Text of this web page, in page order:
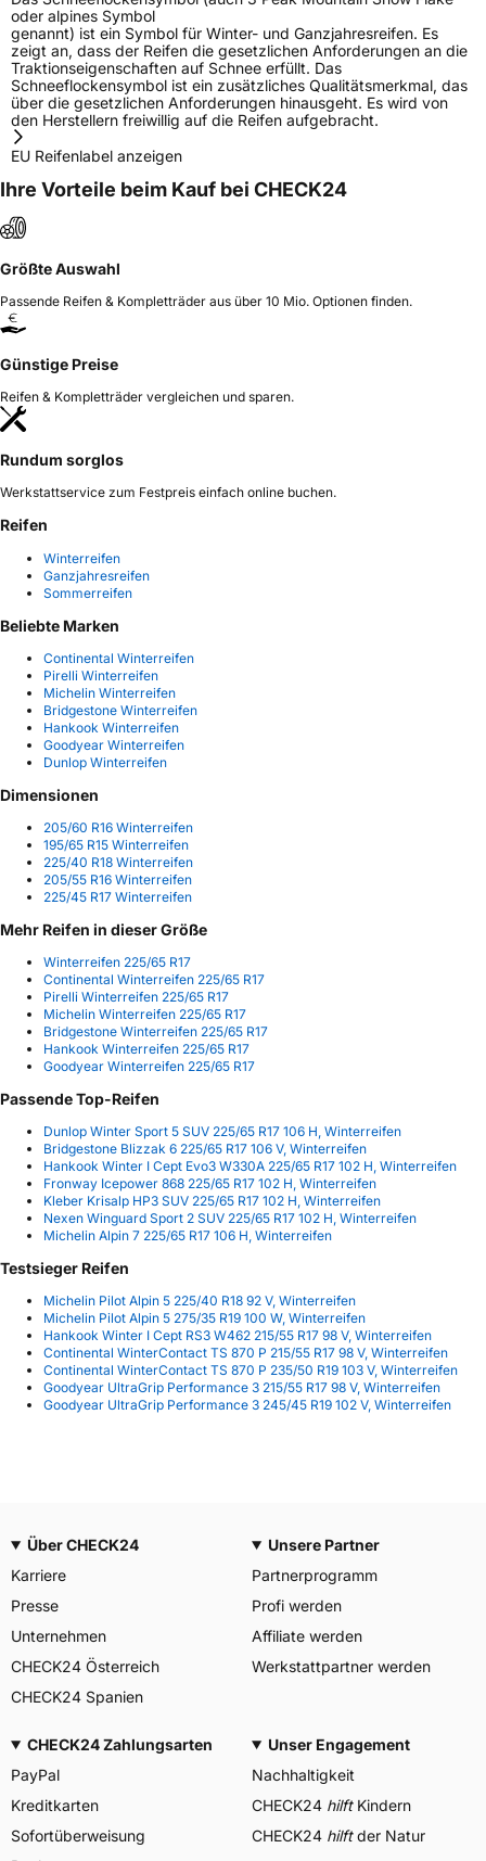
oder alpines Symbol
genannt) ist ein Symbol für Winter- und Ganzjahresreifen. Es
zeigt an, dass der Reifen die gesetzlichen Anforderungen an die
Traktionseigenschaften auf Schnee erfüllt. Das
Schneeflockensymbol ist ein zusätzliches Qualitätsmerkmal, das
über die gesetzlichen Anforderungen hinausgeht. Es wird von
den Herstellern freiwillig auf die Reifen aufgebracht.
EU Reifenlabel anzeigen
Ihre Vorteile beim Kauf bei CHECK24
Größte Auswahl
Passende Reifen & Kompletträder aus über 10 Mio. Optionen finden.
Günstige Preise
Reifen & Kompletträder vergleichen und sparen.
Rundum sorglos
Werkstattservice zum Festpreis einfach online buchen.
Reifen
Winterreifen
Ganzjahresreifen
Sommerreifen
Beliebte Marken
Continental Winterreifen
Pirelli Winterreifen
Michelin Winterreifen
Bridgestone Winterreifen
Hankook Winterreifen
Goodyear Winterreifen
Dunlop Winterreifen
Dimensionen
205/60 R16 Winterreifen
195/65 R15 Winterreifen
225/40 R18 Winterreifen
205/55 R16 Winterreifen
225/45 R17 Winterreifen
Mehr Reifen in dieser Größe
Winterreifen 225/65 R17
Continental Winterreifen 225/65 R17
Pirelli Winterreifen 225/65 R17
Michelin Winterreifen 225/65 R17
Bridgestone Winterreifen 225/65 R17
Hankook Winterreifen 225/65 R17
Goodyear Winterreifen 225/65 R17
Passende Top-Reifen
Dunlop Winter Sport 5 SUV 225/65 R17 106 H, Winterreifen
Bridgestone Blizzak 6 225/65 R17 106 V, Winterreifen
Hankook Winter I Cept Evo3 W330A 225/65 R17 102 H, Winterreifen
Fronway Icepower 868 225/65 R17 102 H, Winterreifen
Kleber Krisalp HP3 SUV 225/65 R17 102 H, Winterreifen
Nexen Winguard Sport 2 SUV 225/65 R17 102 H, Winterreifen
Michelin Alpin 7 225/65 R17 106 H, Winterreifen
Testsieger Reifen
Michelin Pilot Alpin 5 225/40 R18 92 V, Winterreifen
Michelin Pilot Alpin 5 275/35 R19 100 W, Winterreifen
Hankook Winter I Cept RS3 W462 215/55 R17 98 V, Winterreifen
Continental WinterContact TS 870 P 215/55 R17 98 V, Winterreifen
Continental WinterContact TS 870 P 235/50 R19 103 V, Winterreifen
Goodyear UltraGrip Performance 3 215/55 R17 98 V, Winterreifen
Goodyear UltraGrip Performance 3 245/45 R19 102 V, Winterreifen
Über CHECK24
Karriere
Presse
Unternehmen
CHECK24 Österreich
CHECK24 Spanien
Unsere Partner
Partnerprogramm
Profi werden
Affiliate werden
Werkstattpartner werden
CHECK24 Zahlungsarten
PayPal
Kreditkarten
Sofortüberweisung
Unser Engagement
Nachhaltigkeit
CHECK24 hilftKindern
CHECK24 hilftder Natur